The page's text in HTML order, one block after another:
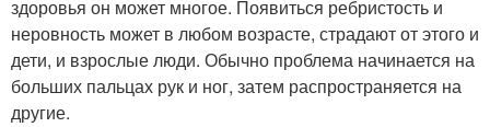
здоровья он может многое. Появиться ребристость и
неровность может в любом возрасте, страдают от этого и
дети, и взрослые люди. Обычно проблема начинается на
больших пальцах рук и ног, затем распространяется на
другие.